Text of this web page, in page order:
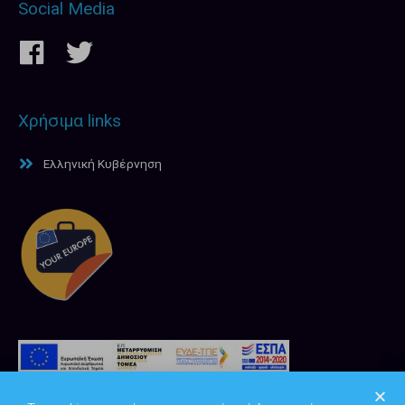
Social Media
Χρήσιμα links
Ελληνική Κυβέρνηση